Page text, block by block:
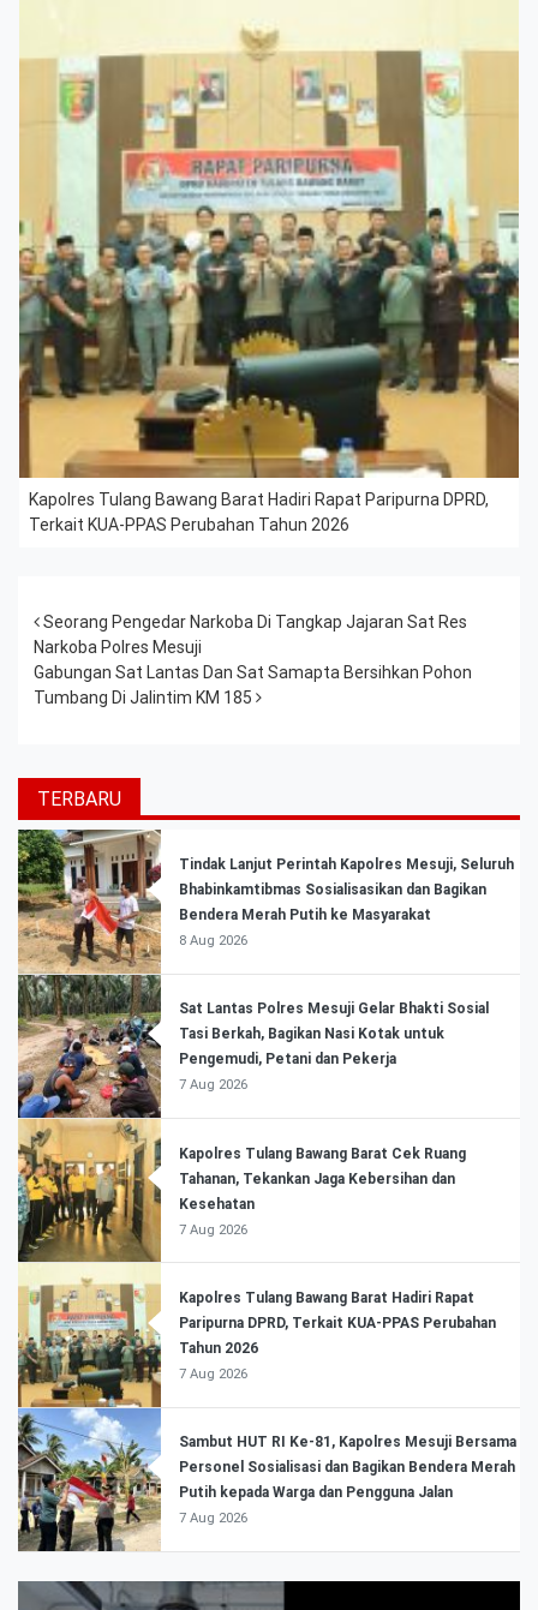
Kapolres Tulang Bawang Barat Hadiri Rapat Paripurna DPRD,
Terkait KUA-PPAS Perubahan Tahun 2026
Post navigation
Seorang Pengedar Narkoba Di Tangkap Jajaran Sat Res
Narkoba Polres Mesuji
Gabungan Sat Lantas Dan Sat Samapta Bersihkan Pohon
Tumbang Di Jalintim KM 185
TERBARU
Tindak Lanjut Perintah Kapolres Mesuji, Seluruh
Bhabinkamtibmas Sosialisasikan dan Bagikan
Bendera Merah Putih ke Masyarakat
8 Aug 2026
Sat Lantas Polres Mesuji Gelar Bhakti Sosial
Tasi Berkah, Bagikan Nasi Kotak untuk
Pengemudi, Petani dan Pekerja
7 Aug 2026
Kapolres Tulang Bawang Barat Cek Ruang
Tahanan, Tekankan Jaga Kebersihan dan
Kesehatan
7 Aug 2026
Kapolres Tulang Bawang Barat Hadiri Rapat
Paripurna DPRD, Terkait KUA-PPAS Perubahan
Tahun 2026
7 Aug 2026
Sambut HUT RI Ke-81, Kapolres Mesuji Bersama
Personel Sosialisasi dan Bagikan Bendera Merah
Putih kepada Warga dan Pengguna Jalan
7 Aug 2026